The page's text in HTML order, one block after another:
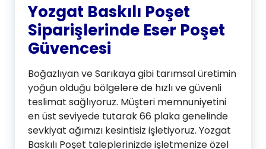
Yozgat Baskılı Poşet
Siparişlerinde Eser Poşet
Güvencesi
Boğazlıyan ve Sarıkaya gibi tarımsal üretimin
yoğun olduğu bölgelere de hızlı ve güvenli
teslimat sağlıyoruz. Müşteri memnuniyetini
en üst seviyede tutarak 66 plaka genelinde
sevkiyat ağımızı kesintisiz işletiyoruz. Yozgat
Baskılı Poşet taleplerinizde işletmenize özel